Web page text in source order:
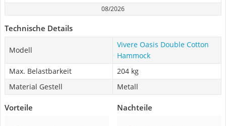
08/2026
Technische Details
Modell
Vivere Oasis Double Cotton
Hammock
Max. Belastbarkeit
204 kg
Material Gestell
Metall
Vorteile Nachteile